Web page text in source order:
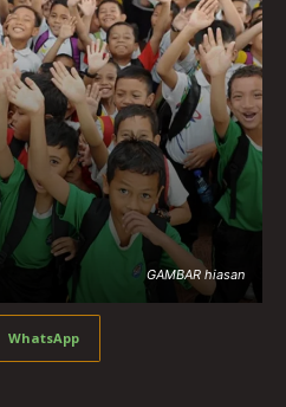
GAMBAR hiasan
WhatsApp